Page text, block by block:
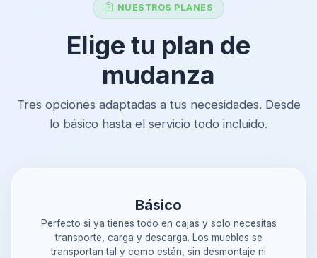
NUESTROS PLANES
Elige tu plan de
mudanza
Tres opciones adaptadas a tus necesidades. Desde
lo básico hasta el servicio todo incluido.
Básico
Perfecto si ya tienes todo en cajas y solo necesitas
transporte, carga y descarga. Los muebles se
transportan tal y como están, sin desmontaje ni